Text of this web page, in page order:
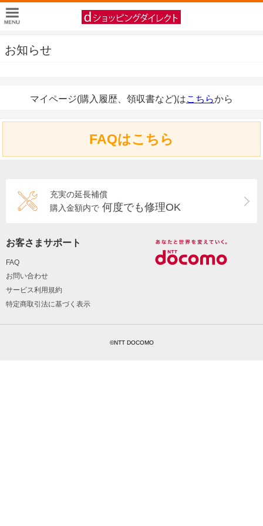
お知らせ
マイページ(購入履歴、領収書など)はこちらから
FAQはこちら
充実の延長補償
購入金額内で 何度でも修理OK
お客さまサポート
FAQ
お問い合わせ
サービス利用規約
特定商取引法に基づく表示
©NTT DOCOMO